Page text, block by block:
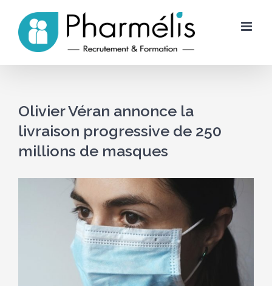
content
Olivier Véran annonce la
livraison progressive de 250
millions de masques